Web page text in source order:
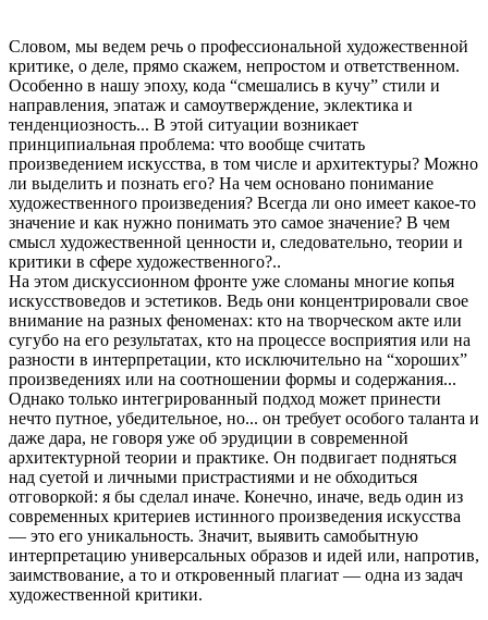
Словом, мы ведем речь о профессиональной художественной
критике, о деле, прямо скажем, непростом и ответственном.
Особенно в нашу эпоху, кода “смешались в кучу” стили и
направления, эпатаж и самоутверждение, эклектика и
тенденциозность... В этой ситуации возникает
принципиальная проблема: что вообще считать
произведением искусства, в том числе и архитектуры? Можно
ли выделить и познать его? На чем основано понимание
художественного произведения? Всегда ли оно имеет какое-то
значение и как нужно понимать это самое значение? В чем
смысл художественной ценности и, следовательно, теории и
критики в сфере художественного?..
На этом дискуссионном фронте уже сломаны многие копья
искусствоведов и эстетиков. Ведь они концентрировали свое
внимание на разных феноменах: кто на творческом акте или
сугубо на его результатах, кто на процессе восприятия или на
разности в интерпретации, кто исключительно на “хороших”
произведениях или на соотношении формы и содержания...
Однако только интегрированный подход может принести
нечто путное, убедительное, но... он требует особого таланта и
даже дара, не говоря уже об эрудиции в современной
архитектурной теории и практике. Он подвигает подняться
над суетой и личными пристрастиями и не обходиться
отговоркой: я бы сделал иначе. Конечно, иначе, ведь один из
современных критериев истинного произведения искусства
— это его уникальность. Значит, выявить самобытную
интерпретацию универсальных образов и идей или, напротив,
заимствование, а то и откровенный плагиат — одна из задач
художественной критики.